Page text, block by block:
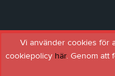
Vi använder cookies för
cookiepolicy här. Genom att